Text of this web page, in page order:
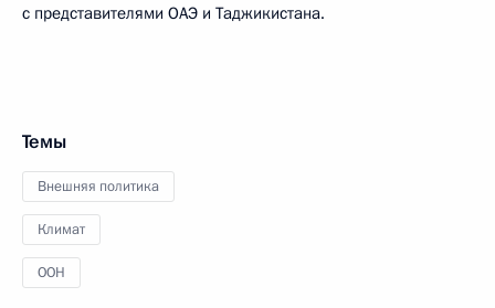
с представителями ОАЭ и Таджикистана.
Темы
Внешняя политика
Климат
ООН